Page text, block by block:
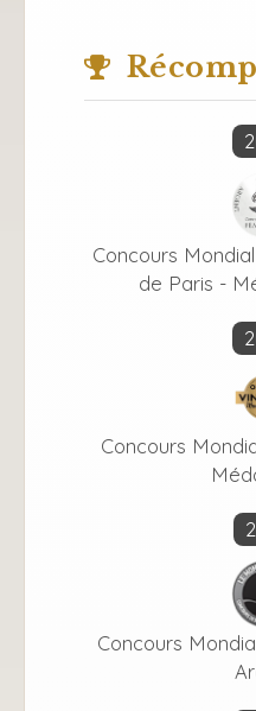
Concours
de Paris -
Concours
Concours